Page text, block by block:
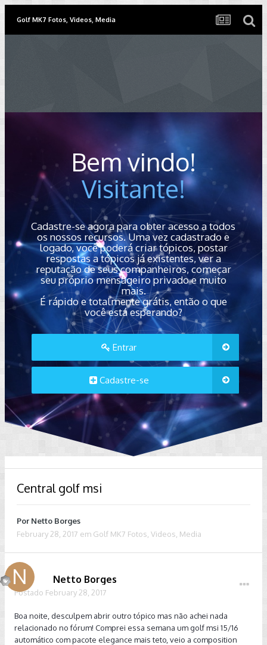
Golf MK7 Fotos, Videos, Media
Bem vindo!
Visitante!
Cadastre-se agora para obter acesso a todos
os nossos recursos. Uma vez cadastrado e
logado, você poderá criar tópicos, postar
respostas a tópicos já existentes, ver a
reputação de seus companheiros, começar
seu próprio mensageiro privado e muito
mais.
É rápido e totalmente grátis, então o que
você está esperando?
Entrar
Cadastre-se
Central golf msi
Por Netto Borges
February 28, 2017 em Golf MK7 Fotos, Videos, Media
Netto Borges
Postado February 28, 2017
Boa noite, desculpem abrir outro tópico mas não achei nada
relacionado no fórum! Comprei essa semana um golf msi 15/16
automático com pacote elegance mais teto, veio a composition